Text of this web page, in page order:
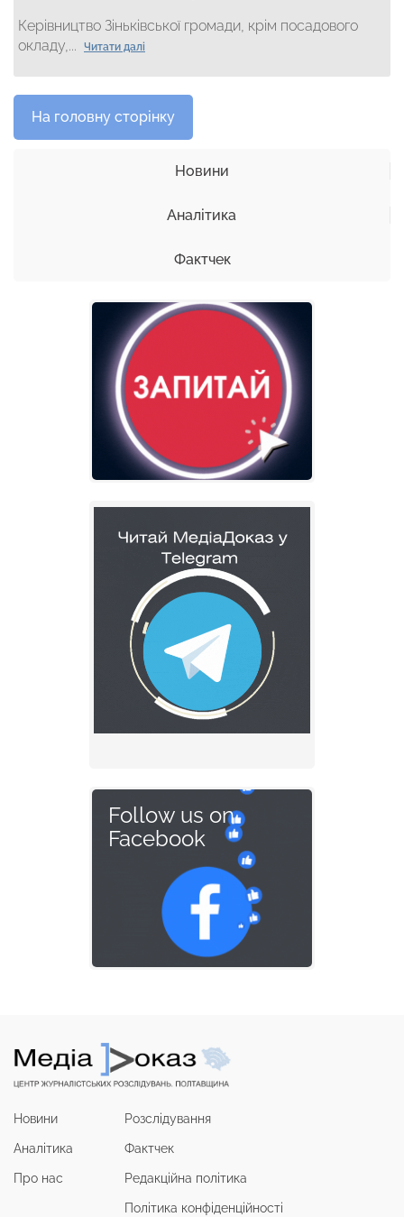
Керівництво Зіньківської громади, крім посадового
окладу,...
Читати далі
На головну сторінку
Новини
Аналітика
Фактчек
Follow us on
Facebook
Новини
Аналітика
Про нас
Розслідування
Фактчек
Редакційна політика
Політика конфіденційності